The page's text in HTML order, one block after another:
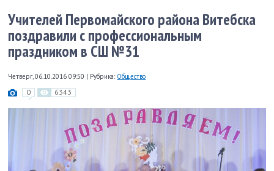
Учителей Первомайского района Витебска
поздравили с профессиональным
праздником в СШ №31
Четверг, 06.10.2016 09:50 | Рубрика: Общество
0 6343